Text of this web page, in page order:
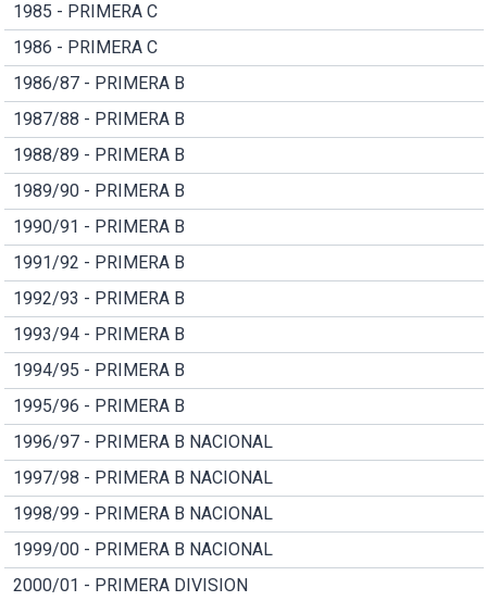
1985 - PRIMERA C
1986 - PRIMERA C
1986/87 - PRIMERA B
1987/88 - PRIMERA B
1988/89 - PRIMERA B
1989/90 - PRIMERA B
1990/91 - PRIMERA B
1991/92 - PRIMERA B
1992/93 - PRIMERA B
1993/94 - PRIMERA B
1994/95 - PRIMERA B
1995/96 - PRIMERA B
1996/97 - PRIMERA B NACIONAL
1997/98 - PRIMERA B NACIONAL
1998/99 - PRIMERA B NACIONAL
1999/00 - PRIMERA B NACIONAL
2000/01 - PRIMERA DIVISION